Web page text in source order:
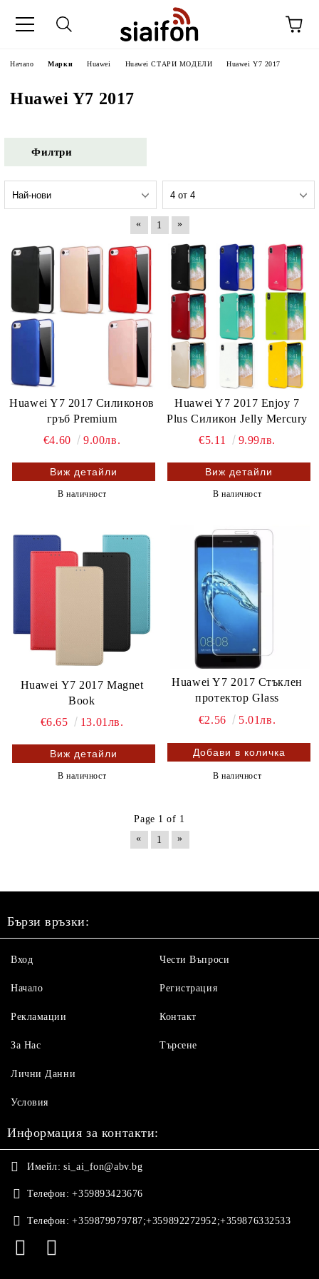
Начало Марки Huawei Huawei СТАРИ МОДЕЛИ Huawei Y7 2017
Huawei Y7 2017
Филтри
« 1 »
Huawei Y7 2017 Силиконов
гръб Premium
€4.60
9.00лв.
Виж детайли
В наличност
Huawei Y7 2017 Enjoy 7
Plus Силикон Jelly Mercury
€5.11
9.99лв.
Виж детайли
В наличност
Huawei Y7 2017 Magnet
Book
€6.65
13.01лв.
Виж детайли
В наличност
Huawei Y7 2017 Стъклен
протектор Glass
€2.56
5.01лв.
В наличност
Page 1 of 1
«
1 »
Бързи връзки:
Вход
Начало
Рекламации
За Нас
Чести Въпроси
Регистрация
Контакт
Търсене
Лични Данни
Условия
Информация за контакти:
Имейл: si_ai_fon@abv.bg
Телефон: +359893423676
Телефон: +359879979787;+359892272952;+359876332533